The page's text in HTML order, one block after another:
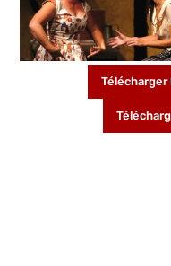
Télécharger